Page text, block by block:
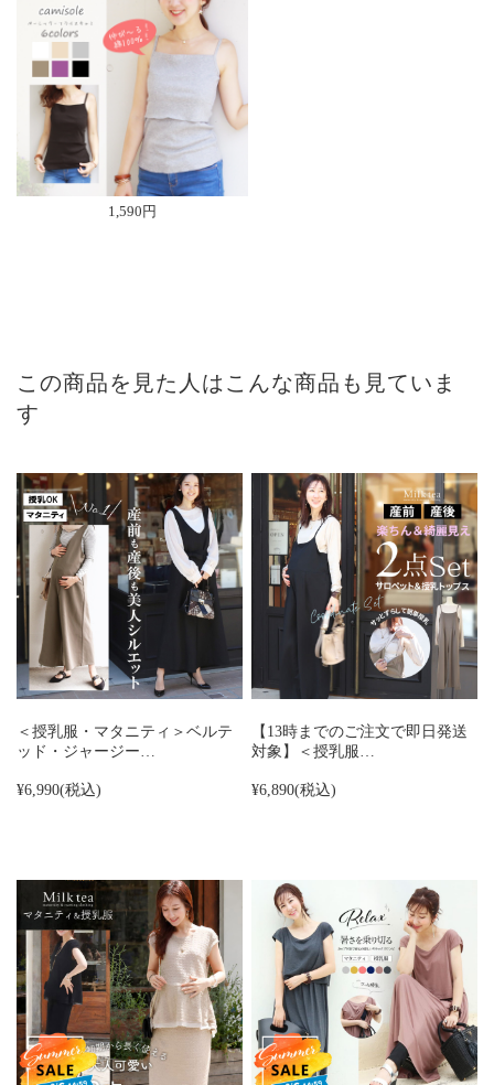
1,590円
この商品を見た人はこんな商品も見ていま
す
＜授乳服・マタニティ＞ベルテ
ッド・ジャージー…
¥6,990(税込)
【13時までのご注文で即日発送
対象】＜授乳服…
¥6,890(税込)